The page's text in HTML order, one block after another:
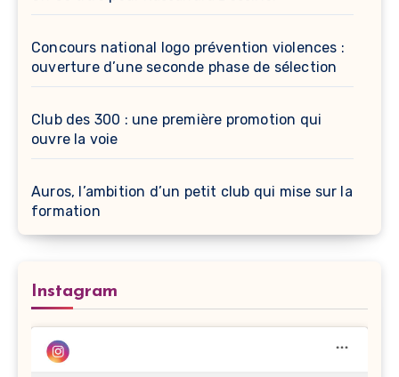
Concours national logo prévention violences :
ouverture d’une seconde phase de sélection
Club des 300 : une première promotion qui
ouvre la voie
Auros, l’ambition d’un petit club qui mise sur la
formation
Instagram